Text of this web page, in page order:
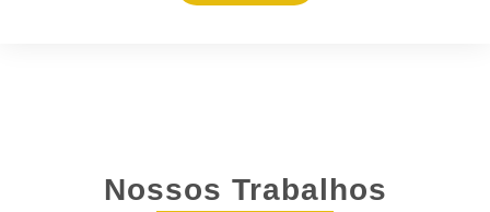
Nossos Trabalhos